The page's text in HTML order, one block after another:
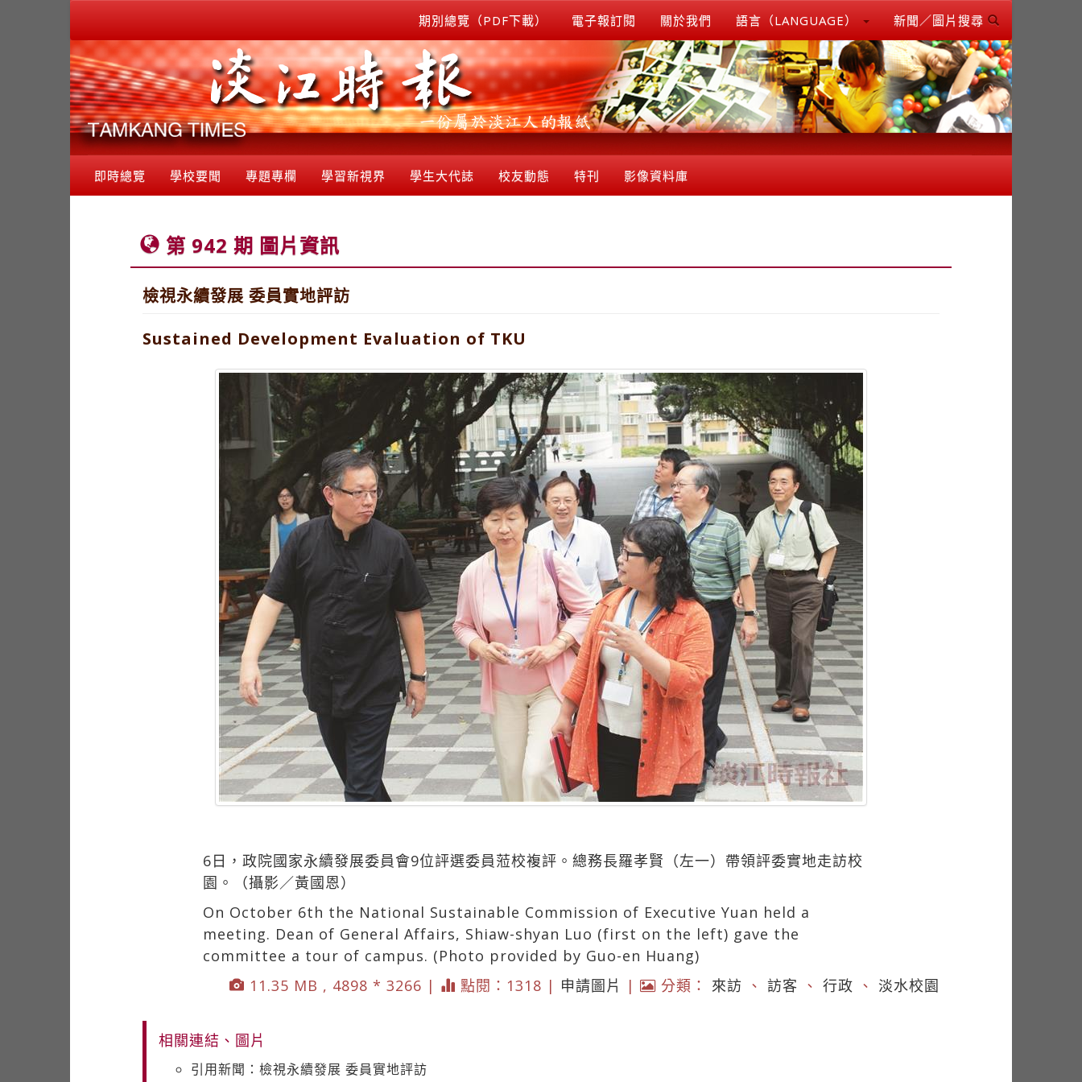
期別總覽（PDF下載） 電子報訂閱 關於我們 語言（LANGUAGE） 新聞／圖片搜尋
即時總覽 學校要聞 專題專欄 學習新視界 學生大代誌 校友動態 特刊 影像資料庫
第 942 期 圖片資訊
檢視永續發展 委員實地評訪
Sustained Development Evaluation of TKU
6日，政院國家永續發展委員會9位評選委員蒞校複評。總務長羅孝賢（左一）帶領評委實地走訪校
園。（攝影／黃國恩）
On October 6th the National Sustainable Commission of Executive Yuan held a
meeting. Dean of General Affairs, Shiaw-shyan Luo (first on the left) gave the
committee a tour of campus. (Photo provided by Guo-en Huang)
11.35 MB , 4898 * 3266 |
點閱：1318 | 申請圖片 | 分類： 來訪 、 訪客 、 行政 、 淡水校園
相關連結、圖片
引用新聞：檢視永續發展 委員實地評訪